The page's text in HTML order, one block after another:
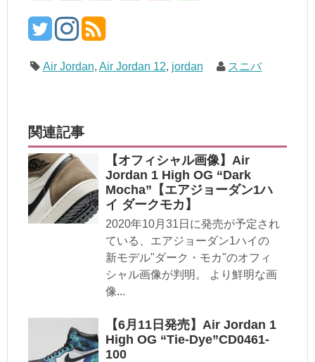
Air Jordan, Air Jordan 12, jordan スニバ
関連記事
【オフィシャル画像】Air
Jordan 1 High OG “Dark
Mocha”【エアジョーダン1ハ
イ ダークモカ】
2020年10月31日に発売が予定され
ている、エアジョーダン1ハイの
新モデル"ダーク・モカ"のオフィ
シャル画像が判明。 より鮮明な画
像...
【6月11日発売】Air Jordan 1
High OG “Tie-Dye”CD0461-
100